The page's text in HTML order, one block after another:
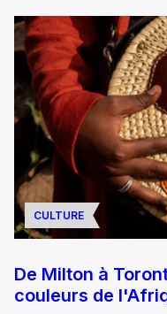
CULTURE
De Milton à
couleurs de